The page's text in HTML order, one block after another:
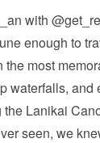
with
enough to
the most
waterfalls,
Lanikai
seen, we